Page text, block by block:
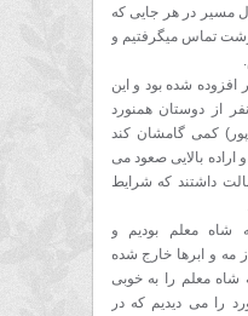
مسیر در هر جایی که
رشت تماس میگرفتیم و
افزوده شده بود و این
از دوستان همنورد
کمی گامشان کند
بالایی صعود می
داشتند که شرایط
معلم بودیم و
از مه و ابرها خارج شده
شاه معلم را به خوبی
را می دیدیم که در